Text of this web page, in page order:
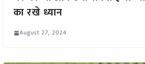
का रखे ध्यान
August 27, 2024